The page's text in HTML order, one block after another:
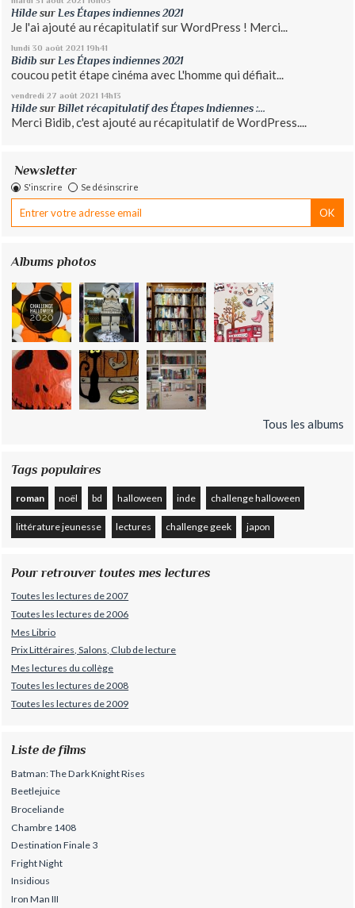
Hilde surLes Étapes indiennes 2021
Je l'ai ajouté au récapitulatif sur WordPress ! Merci...
lundi 30 août 2021 19h41
Bidib sur Les Étapes indiennes 2021
coucou petit étape cinéma avec L'homme qui défiait...
vendredi 27 août 2021 14h13
Hilde sur Billet récapitulatif des Étapes Indiennes :...
Merci Bidib, c'est ajouté au récapitulatif de WordPress....
Newsletter
S'inscrire Se désinscrire
Albums photos
Tous les albums
Tags populaires
roman noël bd halloween inde challenge halloween
littérature jeunesse lectures challenge geek japon
Pour retrouver toutes mes lectures
Toutes les lectures de 2007
Toutes les lectures de 2006
Mes Librio
Prix Littéraires, Salons, Club de lecture
Mes lectures du collège
Toutes les lectures de 2008
Toutes les lectures de 2009
Liste de films
Batman: The Dark Knight Rises
Beetlejuice
Broceliande
Chambre 1408
Destination Finale 3
Fright Night
Insidious
Iron Man III